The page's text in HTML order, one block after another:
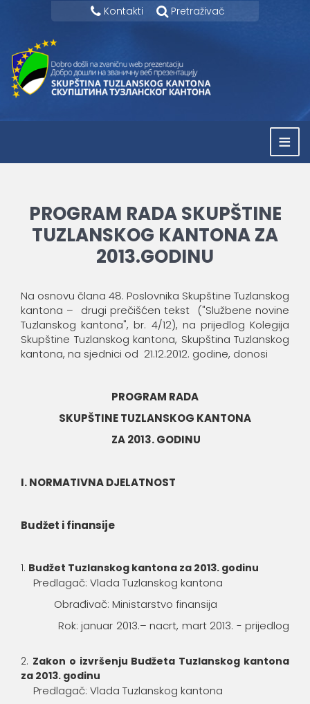
Kontakti Pretraživač
≡
PROGRAM RADA SKUPŠTINE
TUZLANSKOG KANTONA ZA
2013.GODINU
Na osnovu člana 48. Poslovnika Skupštine Tuzlanskog
kantona – drugi prečišćen tekst ("Službene novine
Tuzlanskog kantona", br. 4/12), na prijedlog Kolegija
Skupštine Tuzlanskog kantona, Skupština Tuzlanskog
kantona, na sjednici od 21.12.2012. godine, donosi
PROGRAM RADA
SKUPŠTINE TUZLANSKOG KANTONA
ZA 2013. GODINU
I. NORMATIVNA DJELATNOST
Budžet i finansije
Budžet Tuzlanskog kantona za 2013. godinu
Predlagač: Vlada Tuzlanskog kantona
Obrađivač: Ministarstvo finansija
Rok: januar 2013.– nacrt, mart 2013. - prijedlog
Zakon o izvršenju Budžeta Tuzlanskog kantona
za 2013. godinu
Predlagač: Vlada Tuzlanskog kantona